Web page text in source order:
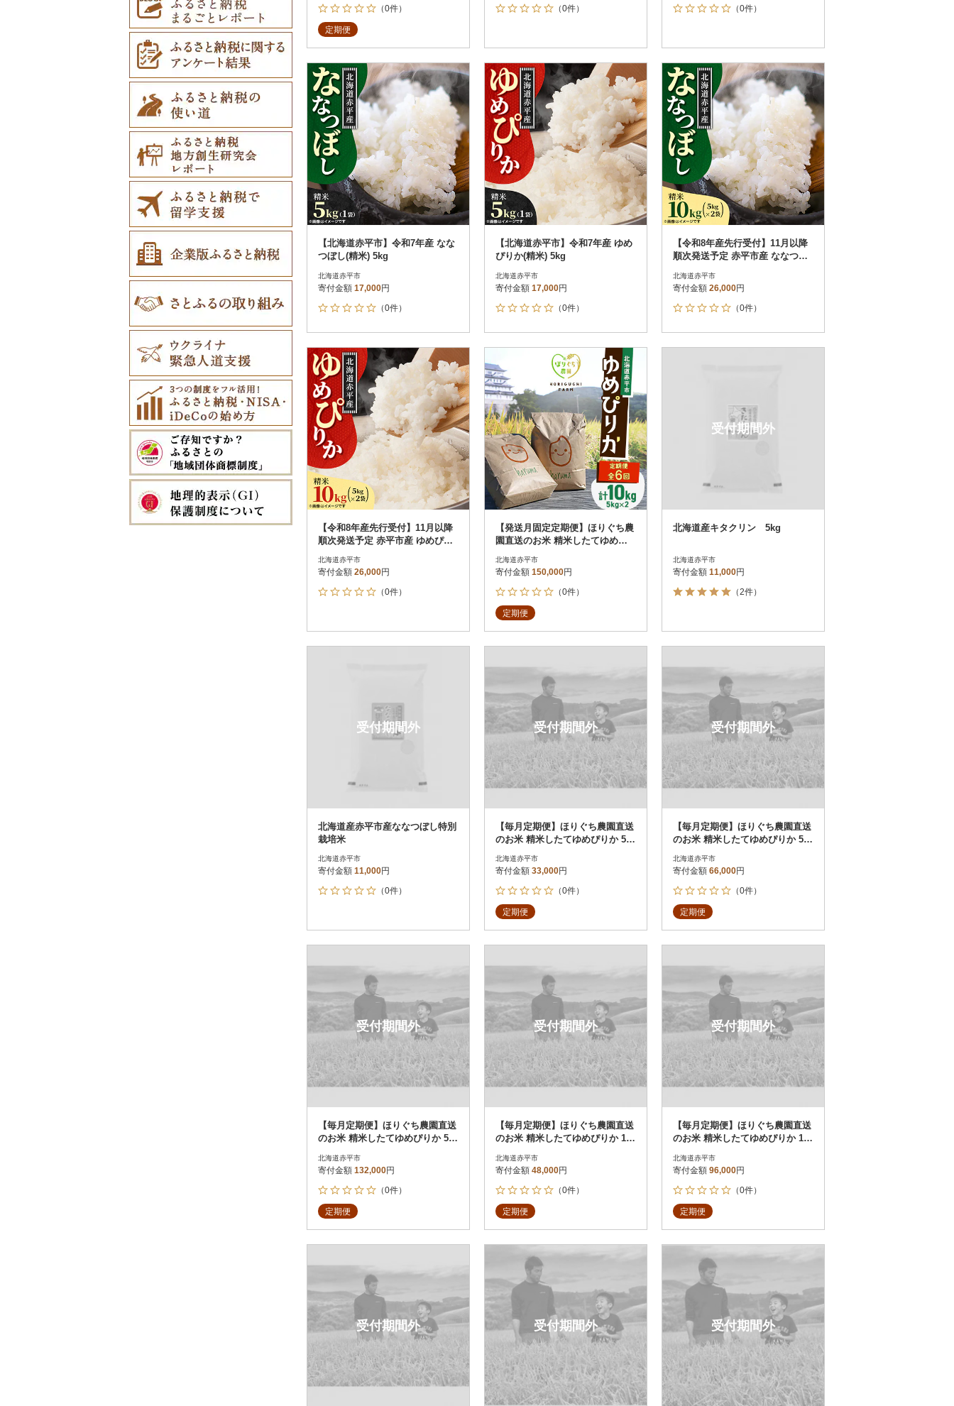
（0件）
定期便
（0件）
（0件）
【北海道赤平市】令和7年産 なな
つぼし(精米) 5kg
北海道赤平市
寄付金額 17,000円
（0件）
【北海道赤平市】令和7年産 ゆめ
ぴりか(精米) 5kg
北海道赤平市
寄付金額 17,000円
（0件）
【令和8年産先行受付】11月以降
順次発送予定 赤平市産 ななつぼ
北海道赤平市
寄付金額 26,000円
（0件）
【令和8年産先行受付】11月以降
順次発送予定 赤平市産 ゆめぴり
北海道赤平市
寄付金額 26,000円
（0件）
【発送月固定定期便】ほりぐち農
園直送のお米 精米したてゆめぴ
北海道赤平市
寄付金額 150,000円
（0件）
定期便
受付期間外
北海道産キタクリン 5kg
北海道赤平市
寄付金額 11,000円
（2件）
受付期間外
北海道産赤平市産ななつぼし特別
栽培米
北海道赤平市
寄付金額 11,000円
（0件）
受付期間外
【毎月定期便】ほりぐち農園直送
のお米 精米したてゆめぴりか 5k
北海道赤平市
寄付金額 33,000円
（0件）
定期便
受付期間外
【毎月定期便】ほりぐち農園直送
のお米 精米したてゆめぴりか 5k
北海道赤平市
寄付金額 66,000円
（0件）
定期便
受付期間外
【毎月定期便】ほりぐち農園直送
のお米 精米したてゆめぴりか 5k
北海道赤平市
寄付金額 132,000円
（0件）
定期便
受付期間外
【毎月定期便】ほりぐち農園直送
のお米 精米したてゆめぴりか 10k
北海道赤平市
寄付金額 48,000円
（0件）
定期便
受付期間外
【毎月定期便】ほりぐち農園直送
のお米 精米したてゆめぴりか 10k
北海道赤平市
寄付金額 96,000円
（0件）
定期便
受付期間外 受付期間外 受付期間外